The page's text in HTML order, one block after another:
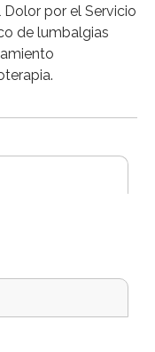
por el Servicio
de lumbalgias